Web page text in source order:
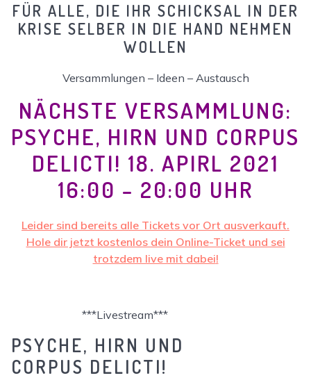
FÜR ALLE, DIE IHR SCHICKSAL IN DER
KRISE SELBER IN DIE HAND NEHMEN
WOLLEN
Versammlungen – Ideen – Austausch
NÄCHSTE VERSAMMLUNG:
PSYCHE, HIRN UND CORPUS
DELICTI! 18. APIRL 2021
16:00 – 20:00 UHR
Leider sind bereits alle Tickets vor Ort ausverkauft.
Hole dir jetzt kostenlos dein Online-Ticket und sei
trotzdem live mit dabei!
***Livestream***
PSYCHE, HIRN UND
CORPUS DELICTI!